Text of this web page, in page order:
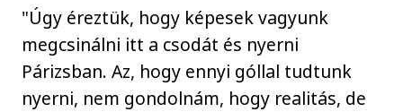
"Úgy éreztük, hogy képesek vagyunk
megcsinálni itt a csodát és nyerni
Párizsban. Az, hogy ennyi góllal tudtunk
nyerni, nem gondolnám, hogy realitás, de